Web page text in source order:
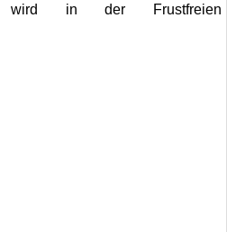
wird in der Frustfreien